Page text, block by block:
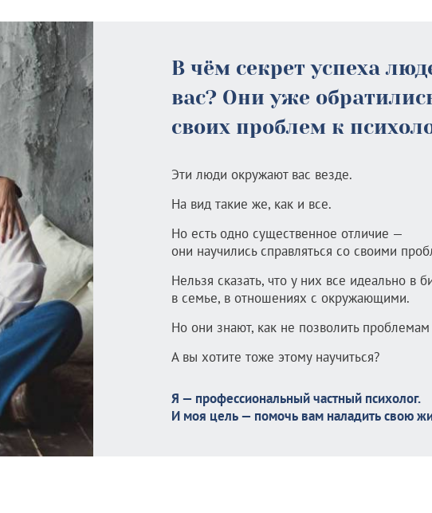
В чём секрет успеха
вас? Они уже
своих проблем к
Эти люди окружают вас везде.
На вид такие же, как и все.
Но есть одно существенное отличие —
они научились справляться со своими
Нельзя сказать, что у них все идеально в
в семье, в отношениях с окружающими.
Но они знают, как не позволить
А вы хотите тоже этому научиться?
Я — профессиональный частный психолог.
И моя цель — помочь вам наладить свою